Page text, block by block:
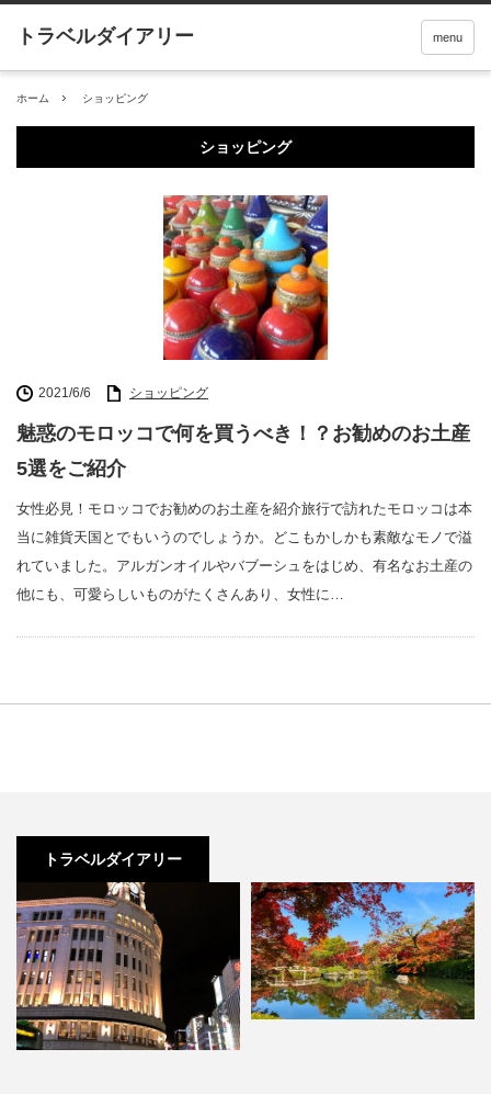
menu
ホーム ショッピング
ショッピング
2021/6/6 ショッピング
魅惑のモロッコで何を買うべき！？お勧めのお土産
5選をご紹介
女性必見！モロッコでお勧めのお土産を紹介旅行で訪れたモロッコは本
当に雑貨天国とでもいうのでしょうか。どこもかしかも素敵なモノで溢
れていました。アルガンオイルやバブーシュをはじめ、有名なお土産の
他にも、可愛らしいものがたくさんあり、女性に…
トラベルダイアリー